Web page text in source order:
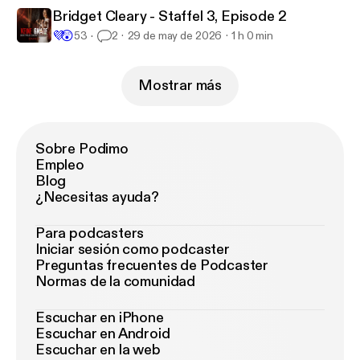
Bridget Cleary - Staffel 3, Episode 2
💜😲53 2 29 de may de 2026 1 h 0 min
Mostrar más
Sobre Podimo
Empleo
Blog
¿Necesitas ayuda?
Para podcasters
Iniciar sesión como podcaster
Preguntas frecuentes de Podcaster
Normas de la comunidad
Escuchar en iPhone
Escuchar en Android
Escuchar en la web